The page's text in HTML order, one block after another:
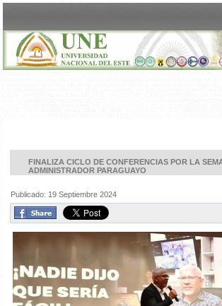
FINALIZA CICLO DE CONFERENCIAS POR LA
ADMINISTRADOR PARAGUAYO
Publicado: 19 Septiembre 2024